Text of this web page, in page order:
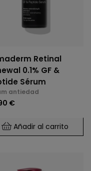
Retinal
0.1% GF &
Sérum
antiedad
€
Añadir al carrito